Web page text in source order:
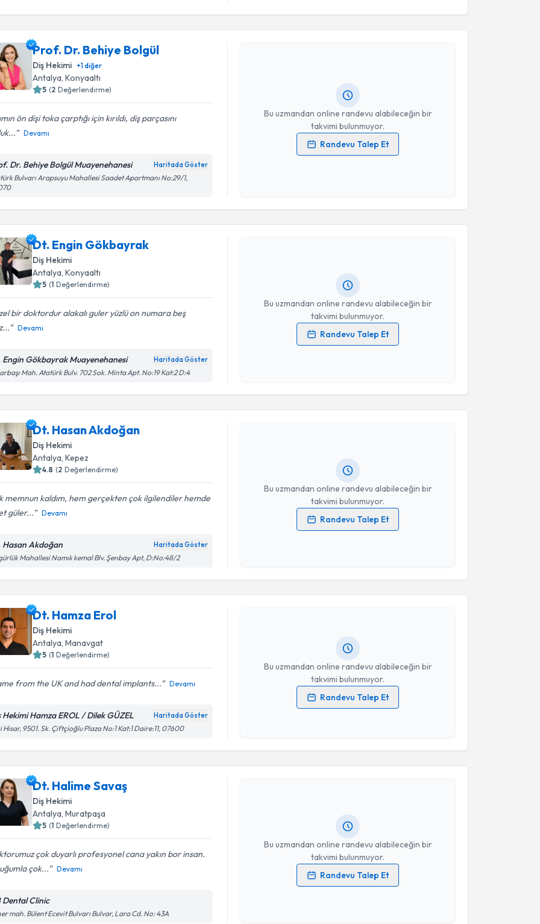
Prof. Dr. Behiye Bolgül
Diş Hekimi +1diğer
Antalya , Konyaaltı
5 (2 Değerlendirme)
ön dişi toka çarptığı için kırıldı, diş parçasını
Devamı
Dr. Behiye Bolgül Muayenehanesi Haritada Göster
Bulvarı Arapsuyu Mahallesi Saadet Apartmanı No:29/1,
Bu uzmandan online randevu alabileceğin bir
takvimi bulunmuyor.
Randevu Talep Et
Kişisel verilerimin işlenmesine ilişkinAydınlatma Metni
Dt. Engin Gökbayrak
Diş Hekimi
Antalya , Konyaaltı
5 (1 Değerlendirme)
bir doktordur alakalı guler yüzlü on numara beş
Devamı
Engin Gökbayrak Muayenehanesi Haritada Göster
Mah. Atatürk Bulv. 702 Sok. Minta Apt. No:19 Kat:2 D:4
Bu uzmandan online randevu alabileceğin bir
takvimi bulunmuyor.
Randevu Talep Et
Randevu Takvimi Talebi
Dt. Engin Gökbayrak
Kişisel verilerimin işlenmesine ilişkinAydınlatma Metni
Takvim Talebini Gönder
Dt. Hasan Akdoğan
Diş Hekimi
Antalya , Kepez
4.8 (2 Değerlendirme)
memnun kaldım, hem gerçekten çok ilgilendiler hemde
güler...
Devamı
Hasan Akdoğan Haritada Göster
Mahallesi Namık kemal Blv. Şenbay Apt, D:No:48/2
Bu uzmandan online randevu alabileceğin bir
takvimi bulunmuyor.
Randevu Talep Et
Randevu Takvimi Talebi
Dt. Hasan Akdoğan
Kişisel verilerimin işlenmesine ilişkinAydınlatma Metni
Takvim Talebini Gönder
Dt. Hamza Erol
Diş Hekimi
Antalya , Manavgat
5 (1 Değerlendirme)
from the UK and had dental implants... Devamı
Hekimi Hamza EROL / Dilek GÜZEL Haritada Göster
Hisar, 9501. Sk. Çiftçioğlu Plaza No:1 Kat:1 Daire:11, 07600
Bu uzmandan online randevu alabileceğin bir
takvimi bulunmuyor.
Randevu Talep Et
Kişisel verilerimin işlenmesine ilişkinAydınlatma Metni
Dt. Halime Savaş
Diş Hekimi
Antalya , Muratpaşa
5 (1 Değerlendirme)
çok duyarlı profesyonel cana yakın bor insan.
çok...
Devamı
Dental Clinic
mah. Bülent Ecevit Bulvarı Bulvar, Lara Cd. No: 43A
Bu uzmandan online randevu alabileceğin bir
takvimi bulunmuyor.
Randevu Talep Et
Randevu Takvimi Talebi
Dt. Halime Savaş
Kişisel verilerimin işlenmesine ilişkinAydınlatma Metni